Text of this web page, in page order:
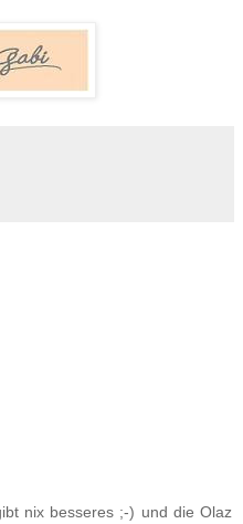
nix besseres ;-) und die Olaz